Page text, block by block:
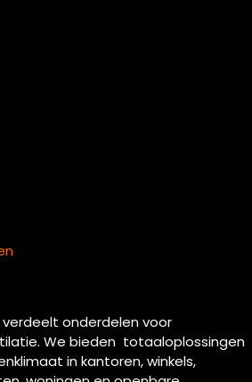
onderdelen voor
We bieden totaaloplossingen
in kantoren, winkels,